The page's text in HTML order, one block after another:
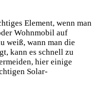
⁤Element,⁤ wenn ⁣man
Wohnmobil auf​
weiß, wann man⁤ die
kann es schnell zu
hier einige
Solar-